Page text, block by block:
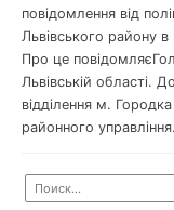
повідомлення від
Львівського району
Про це
Львівській області.
відділення м.
районного
Найти: